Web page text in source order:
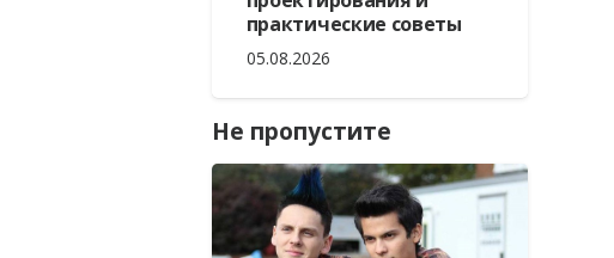
практические советы
05.08.2026
Не пропустите